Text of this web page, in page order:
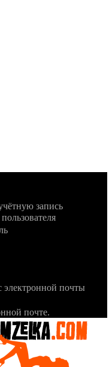
запись
электронной почты
почте.